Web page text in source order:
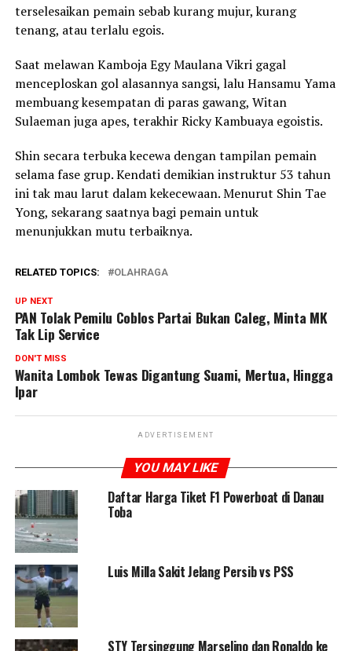
terselesaikan pemain sebab kurang mujur, kurang
tenang, atau terlalu egois.
Saat melawan Kamboja Egy Maulana Vikri gagal
menceploskan gol alasannya sangsi, lalu Hansamu Yama
membuang kesempatan di paras gawang, Witan
Sulaeman juga apes, terakhir Ricky Kambuaya egoistis.
Shin secara terbuka kecewa dengan tampilan pemain
selama fase grup. Kendati demikian instruktur 53 tahun
ini tak mau larut dalam kekecewaan. Menurut Shin Tae
Yong, sekarang saatnya bagi pemain untuk
menunjukkan mutu terbaiknya.
RELATED TOPICS: OLAHRAGA
UP NEXT
PAN Tolak Pemilu Coblos Partai Bukan Caleg, Minta MK
Tak Lip Service
DON'T MISS
Wanita Lombok Tewas Digantung Suami, Mertua, Hingga
Ipar
ADVERTISEMENT
YOU MAY LIKE
Daftar Harga Tiket F1 Powerboat di Danau
Toba
Luis Milla Sakit Jelang Persib vs PSS
STY Tersinggung Marselino dan Ronaldo ke